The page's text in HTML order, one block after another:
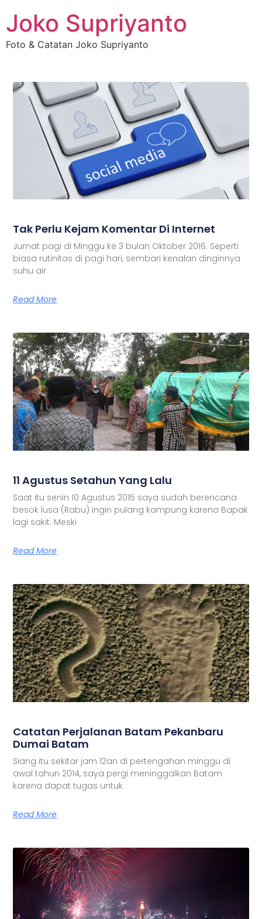
Joko Supriyanto
Foto & Catatan Joko Supriyanto
Tak Perlu Kejam Komentar Di Internet
Jumat pagi di Minggu ke 3 bulan Oktober 2016. Seperti
biasa rutinitas di pagi hari, sembari kenalan dinginnya
suhu air
Read More
11 Agustus Setahun Yang Lalu
Saat itu senin 10 Agustus 2015 saya sudah berencana
besok lusa (Rabu) ingin pulang kampung karena Bapak
lagi sakit. Meski
Read More
Catatan Perjalanan Batam Pekanbaru
Dumai Batam
Siang itu sekitar jam 12an di pertengahan minggu di
awal tahun 2014, saya pergi meninggalkan Batam
karena dapat tugas untuk
Read More